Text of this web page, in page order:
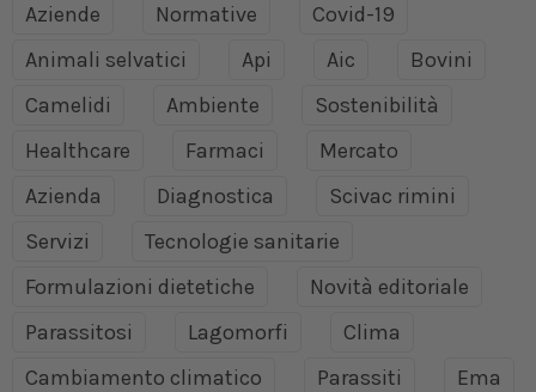
Aziende
Normative
Covid-19
Animali selvatici
Api Aic
Bovini
Camelidi
Ambiente
Sostenibilità
Healthcare
Farmaci
Mercato
Azienda
Diagnostica
Scivac rimini
Servizi
Tecnologie sanitarie
Formulazioni dietetiche
Novità editoriale
Parassitosi
Lagomorfi
Clima
Cambiamento climatico
Parassiti
Ema